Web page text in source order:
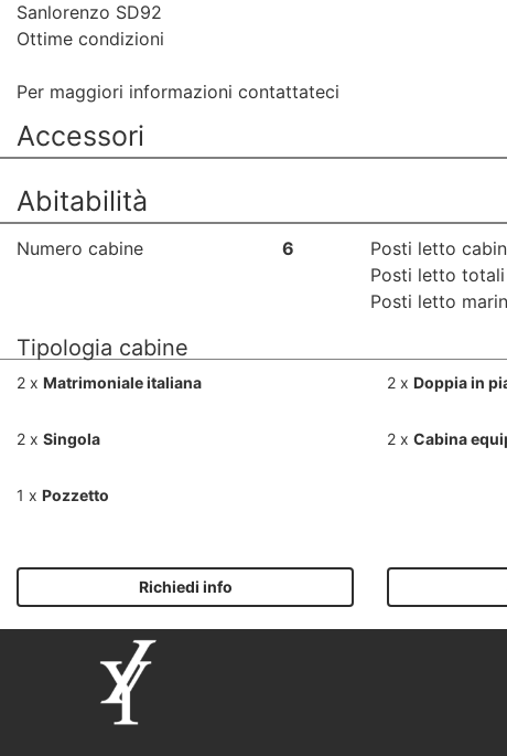
Sanlorenzo SD92
Ottime condizioni
Per maggiori informazioni contattateci
Accessori
Abitabilità
Numero cabine 6 Posti letto
Posti letto totali
Posti letto
Tipologia cabine
2 x Matrimoniale italiana 2 x Doppia in
2 x Singola 2 x Cabina
1 x Pozzetto
Richiedi info